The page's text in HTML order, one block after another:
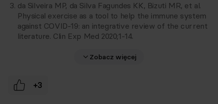
da Silveira MP, da Silva Fagundes KK, Bizuti MR, et al.
Physical exercise as a tool to help the immune system
against COVID-19: an integrative review of the current
literature. Clin Exp Med 2020;1-14.
Zobacz więcej
+3